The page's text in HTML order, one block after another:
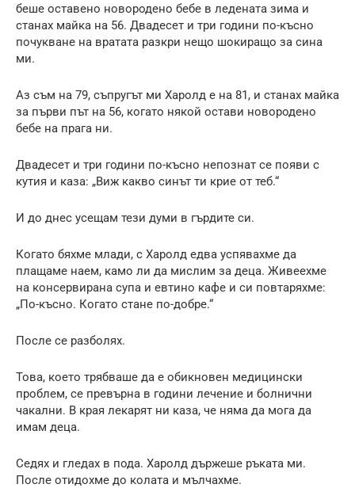
беше оставено новородено бебе в ледената зима и
станах майка на 56. Двадесет и три години по-късно
почукване на вратата разкри нещо шокиращо за сина
ми.
Аз съм на 79, съпругът ми Харолд е на 81, и станах майка
за първи път на 56, когато някой остави новородено
бебе на прага ни.
Двадесет и три години по-късно непознат се появи с
кутия и каза: „Виж какво синът ти крие от теб.“
И до днес усещам тези думи в гърдите си.
Когато бяхме млади, с Харолд едва успявахме да
плащаме наем, камо ли да мислим за деца. Живеехме
на консервирана супа и евтино кафе и си повтаряхме:
„По-късно. Когато стане по-добре.“
После се разболях.
Това, което трябваше да е обикновен медицински
проблем, се превърна в години лечение и болнични
чакални. В края лекарят ни каза, че няма да мога да
имам деца.
Седях и гледах в пода. Харолд държеше ръката ми.
После отидохме до колата и мълчахме.